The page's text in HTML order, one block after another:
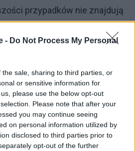
- Do Not Process My Personal
sale, sharing to third parties, or
or sensitive information for
please use the below opt-out
Please note that after your
you may continue seeing
on personal information utilized by
disclosed to third parties prior to
opt-out of the further
przypadków nie znajdują
że przy diagnostyce
chorób, które mogą zaburzać
np. zespół upośledzonego
przewodu pokarmowego,
a także aspekty
mogą niekorzystnie